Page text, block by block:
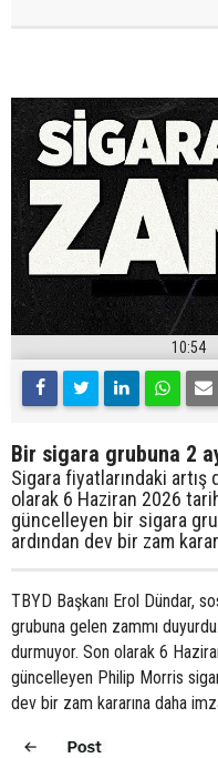
10:54
Bir sigara grubuna 2
Sigara fiyatlarındaki artış
olarak 6 Haziran 2026
güncelleyen bir sigara
ardından dev bir zam
TBYD Başkanı Erol Dündar,
grubuna gelen zammı
durmuyor. Son olarak 6
güncelleyen Philip Morris
dev bir zam kararına daha